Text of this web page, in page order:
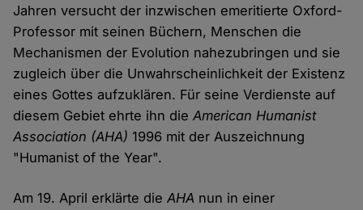
Jahren versucht der inzwischen emeritierte Oxford-
Professor mit seinen Büchern, Menschen die
Mechanismen der Evolution nahezubringen und sie
zugleich über die Unwahrscheinlichkeit der Existenz
eines Gottes aufzuklären. Für seine Verdienste auf
diesem Gebiet ehrte ihn dieAmerican Humanist
Association (AHA) 1996 mit der Auszeichnung
"Humanist of the Year".
Am 19. April erklärte dieAHA nun in einer